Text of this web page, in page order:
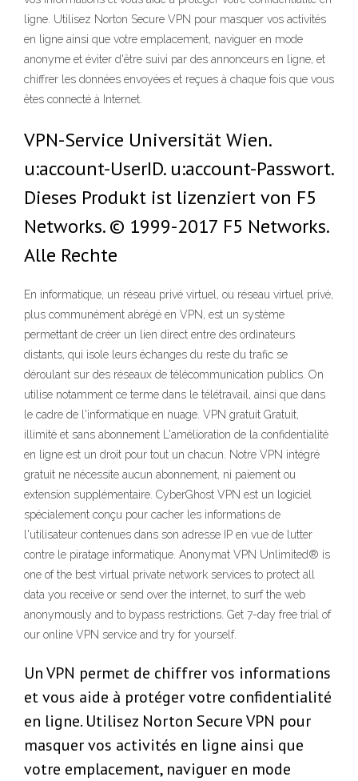
ligne. Utilisez Norton Secure VPN pour masquer vos activités
en ligne ainsi que votre emplacement, naviguer en mode
anonyme et éviter d'être suivi par des annonceurs en ligne, et
chiffrer les données envoyées et reçues à chaque fois que vous
êtes connecté à Internet.
VPN-Service Universität Wien.
u:account-UserID. u:account-Passwort.
Dieses Produkt ist lizenziert von F5
Networks. © 1999-2017 F5 Networks.
Alle Rechte
En informatique, un réseau privé virtuel, ou réseau virtuel privé,
plus communément abrégé en VPN, est un système
permettant de créer un lien direct entre des ordinateurs
distants, qui isole leurs échanges du reste du trafic se
déroulant sur des réseaux de télécommunication publics. On
utilise notamment ce terme dans le télétravail, ainsi que dans
le cadre de l'informatique en nuage. VPN gratuit Gratuit,
illimité et sans abonnement L'amélioration de la confidentialité
en ligne est un droit pour tout un chacun. Notre VPN intégré
gratuit ne nécessite aucun abonnement, ni paiement ou
extension supplémentaire. CyberGhost VPN est un logiciel
spécialement conçu pour cacher les informations de
l'utilisateur contenues dans son adresse IP en vue de lutter
contre le piratage informatique. Anonymat VPN Unlimited® is
one of the best virtual private network services to protect all
data you receive or send over the internet, to surf the web
anonymously and to bypass restrictions. Get 7-day free trial of
our online VPN service and try for yourself.
Un VPN permet de chiffrer vos informations
et vous aide à protéger votre confidentialité
en ligne. Utilisez Norton Secure VPN pour
masquer vos activités en ligne ainsi que
votre emplacement, naviguer en mode